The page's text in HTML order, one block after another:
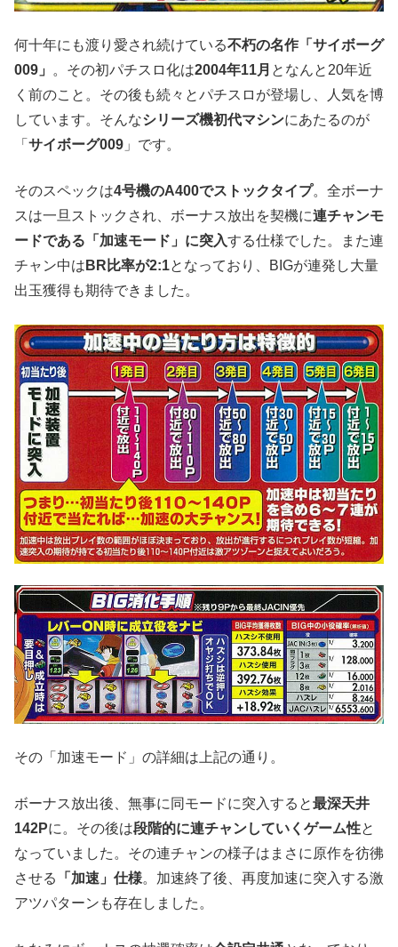
何十年にも渡り愛され続けている不朽の名作「サイボーグ
009」
。その初パチスロ化は2004年11月 となんと20年近
く前のこと。その後も続々とパチスロが登場し、人気を博
しています。そんなシリーズ機初代マシンにあたるのが
「 サイボーグ009 」です。
そのスペックは4号機のA400でストックタイプ。全ボーナ
スは一旦ストックされ、ボーナス放出を契機に連チャンモ
ードである「加速モード」に突入する仕様でした。また連
チャン中は BR比率が2:1となっており、BIGが連発し大量
出玉獲得も期待できました。
その「加速モード」の詳細は上記の通り。
ボーナス放出後、無事に同モードに突入すると最深天井
142Pに。その後は段階的に連チャンしていくゲーム性と
なっていました。その連チャンの様子はまさに原作を彷彿
させる
「加速」仕様。加速終了後、再度加速に突入する激
アツパターンも存在しました。